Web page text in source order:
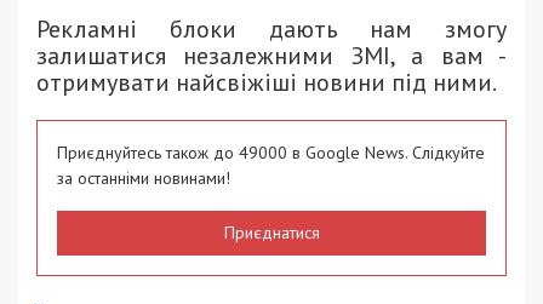
Рекламні блоки дають нам змогу
залишатися незалежними ЗМІ, а вам -
отримувати найсвіжіші новини під ними.
Приєднуйтесь також до 49000 в Google News. Слідкуйте
за останніми новинами!
Приєднатися